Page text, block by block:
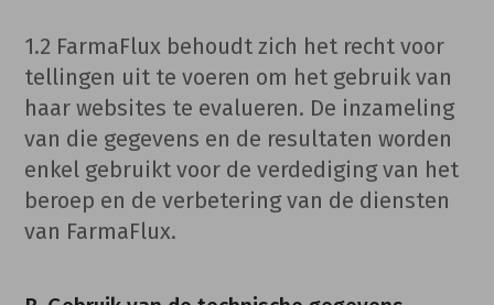
1.2 FarmaFlux behoudt zich het recht voor
tellingen uit te voeren om het gebruik van
haar websites te evalueren. De inzameling
van die gegevens en de resultaten worden
enkel gebruikt voor de verdediging van het
beroep en de verbetering van de diensten
van FarmaFlux.